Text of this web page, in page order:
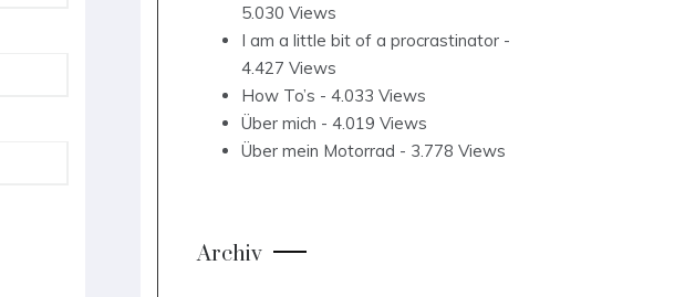
5.030 Views
I am a little bit of a procrastinator -
4.427 Views
How To’s - 4.033 Views
Über mich - 4.019 Views
Über mein Motorrad - 3.778 Views
Archiv